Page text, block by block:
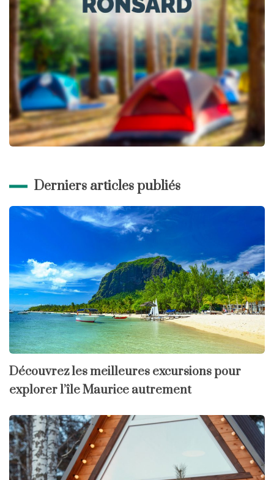
Derniers articles publiés
Découvrez les meilleures excursions pour
explorer l’île Maurice autrement